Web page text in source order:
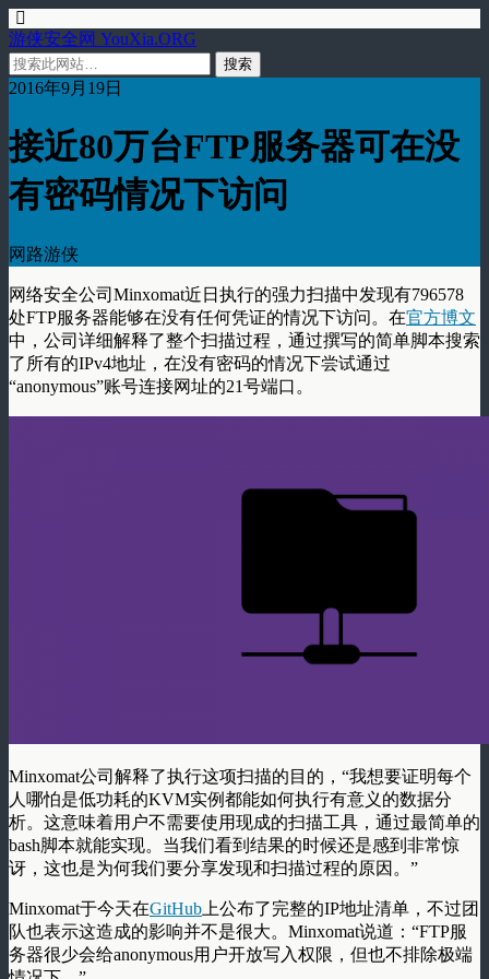
游侠安全网 YouXia.ORG
2016年9月19日
接近80万台FTP服务器可在没
有密码情况下访问
网路游侠
网络安全公司Minxomat近日执行的强力扫描中发现有796578
处FTP服务器能够在没有任何凭证的情况下访问。在官方博文
中，公司详细解释了整个扫描过程，通过撰写的简单脚本搜索
了所有的IPv4地址，在没有密码的情况下尝试通过
“anonymous”账号连接网址的21号端口。
Minxomat公司解释了执行这项扫描的目的，“我想要证明每个
人哪怕是低功耗的KVM实例都能如何执行有意义的数据分
析。这意味着用户不需要使用现成的扫描工具，通过最简单的
bash脚本就能实现。当我们看到结果的时候还是感到非常惊
讶，这也是为何我们要分享发现和扫描过程的原因。”
Minxomat于今天在GitHub 上公布了完整的IP地址清单，不过团
队也表示这造成的影响并不是很大。Minxomat说道：“FTP服
务器很少会给anonymous用户开放写入权限，但也不排除极端